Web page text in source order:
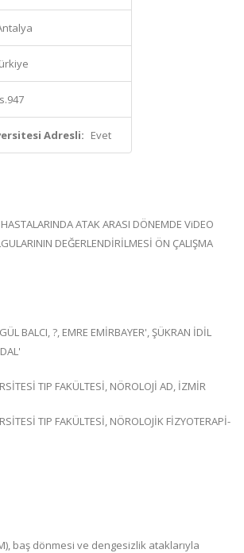
Adresli: Evet
ATAK ARASI DÖNEMDE ViDEO
DEĞERLENDİRİLMESİ ÖN ÇALIŞMA
BALCI, ?, EMRE EMİRBAYER', ŞÜKRAN İDİL
TIP FAKÜLTESİ, NÖROLOJİ AD, İZMİR
TIP FAKÜLTESİ, NÖROLOJİK FİZYOTERAPİ-
baş dönmesi ve dengesizlik ataklarıyla